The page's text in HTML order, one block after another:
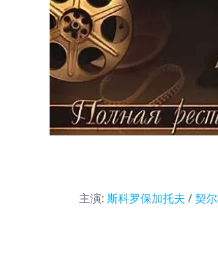
主演: 斯科罗保加托夫 /契